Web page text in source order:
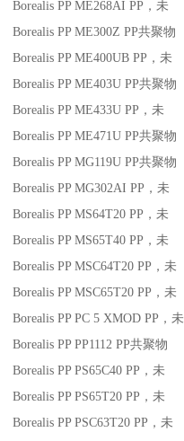
Borealis PP ME268AI PP ，未
Borealis PP ME300Z PP共聚物
Borealis PP ME400UB PP ，未
Borealis PP ME403U PP共聚物
Borealis PP ME433U PP ，未
Borealis PP ME471U PP共聚物
Borealis PP MG119U PP共聚物
Borealis PP MG302AI PP ，未
Borealis PP MS64T20 PP ，未
Borealis PP MS65T40 PP ，未
Borealis PP MSC64T20 PP ，未
Borealis PP MSC65T20 PP ，未
Borealis PP PC 5 XMOD PP ，未
Borealis PP PP1112 PP共聚物
Borealis PP PS65C40 PP ，未
Borealis PP PS65T20 PP ，未
Borealis PP PSC63T20 PP ，未